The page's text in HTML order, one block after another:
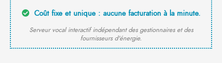
Coût fixe et unique : aucune facturation à la minute.
Serveur vocal interactif indépendant des gestionnaires et des
fournisseurs d'énergie.